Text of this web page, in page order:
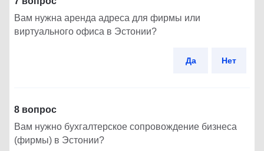
Вам нужна аренда адреса для фирмы или
виртуального офиса в Эстонии?
Да Нет
8 вопрос
Вам нужно бухгалтерское сопровождение бизнеса
(фирмы) в Эстонии?